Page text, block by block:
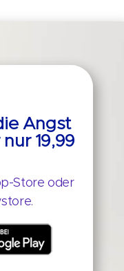
Angst
19,99
Store oder